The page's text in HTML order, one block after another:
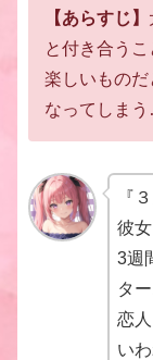
【あらすじ】
と付き合うこ
楽しいもの
なってしまう
『
彼
3週
タ
恋
い